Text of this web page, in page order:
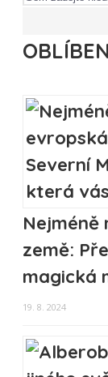
země:
magická
19. 8. 2024